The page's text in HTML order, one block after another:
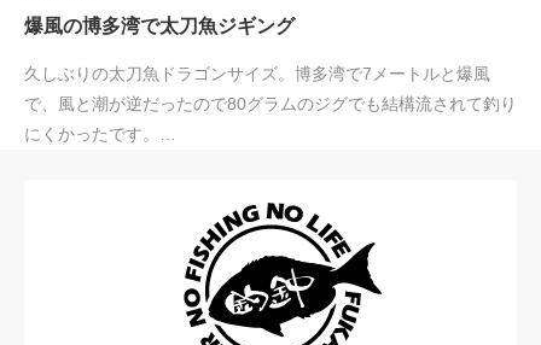
爆風の博多湾で太刀魚ジギング
久しぶりの太刀魚ドラゴンサイズ。博多湾で7メートルと爆風
で、風と潮が逆だったので80グラムのジグでも結構流されて釣り
にくかったです。…